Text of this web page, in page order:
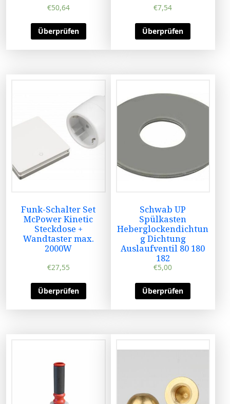
€50,64
Überprüfen
€7,54
Überprüfen
Funk-Schalter Set
McPower Kinetic
Steckdose +
Wandtaster max.
2000W
€27,55
Überprüfen
Schwab UP
Spülkasten
Heberglockendichtun
g Dichtung
Auslaufventil 80 180
182
€5,00
Überprüfen